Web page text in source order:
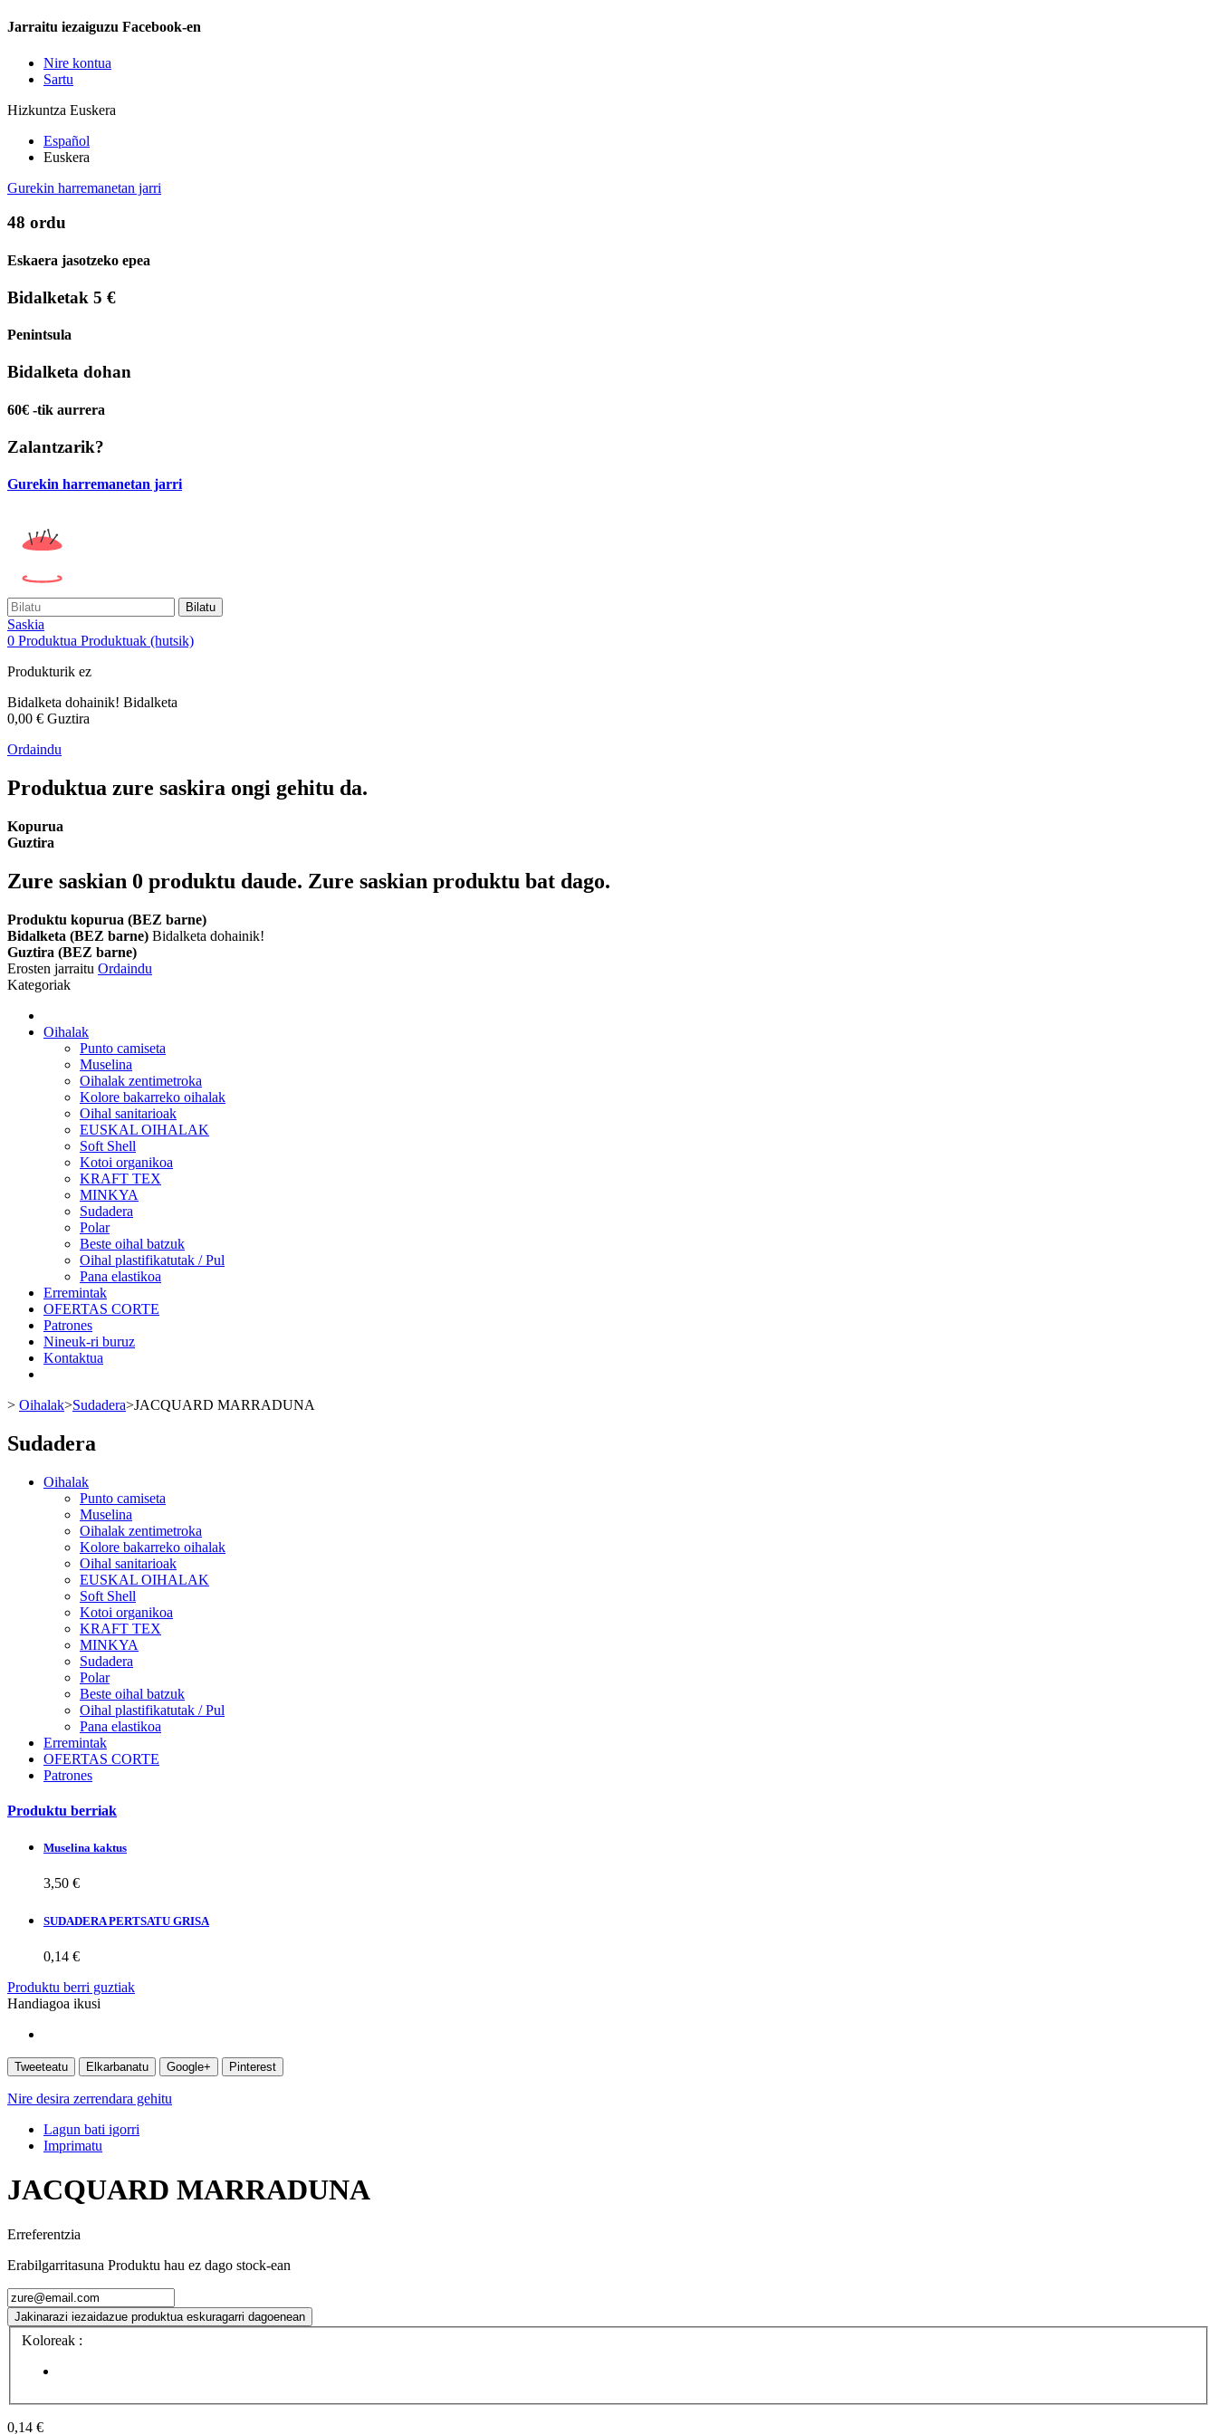
Jarraitu iezaiguzu Facebook-en
Nire kontua
Sartu
Hizkuntza Euskera
Español
Euskera
Gurekin harremanetan jarri
48 ordu
Eskaera jasotzeko epea
Bidalketak 5 €
Penintsula
Bidalketa dohan
60€ -tik aurrera
Zalantzarik?
Gurekin harremanetan jarri
Bilatu
Saskia
0 Produktua Produktuak (hutsik)
Produkturik ez
Bidalketa dohainik! Bidalketa
0,00 € Guztira
Ordaindu
Produktua zure saskira ongi gehitu da.
Kopurua
Guztira
Zure saskian 0 produktu daude. Zure saskian produktu bat dago.
Produktu kopurua (BEZ barne)
Bidalketa (BEZ barne) Bidalketa dohainik!
Guztira (BEZ barne)
Erosten jarraitu Ordaindu
Kategoriak
Oihalak
Punto camiseta
Muselina
Oihalak zentimetroka
Kolore bakarreko oihalak
Oihal sanitarioak
EUSKAL OIHALAK
Soft Shell
Kotoi organikoa
KRAFT TEX
MINKYA
Sudadera
Polar
Beste oihal batzuk
Oihal plastifikatutak / Pul
Pana elastikoa
Erremintak
OFERTAS CORTE
Patrones
Nineuk-ri buruz
Kontaktua
> Oihalak>Sudadera>JACQUARD MARRADUNA
Sudadera
Oihalak
Punto camiseta
Muselina
Oihalak zentimetroka
Kolore bakarreko oihalak
Oihal sanitarioak
EUSKAL OIHALAK
Soft Shell
Kotoi organikoa
KRAFT TEX
MINKYA
Sudadera
Polar
Beste oihal batzuk
Oihal plastifikatutak / Pul
Pana elastikoa
Erremintak
OFERTAS CORTE
Patrones
Produktu berriak
Muselina kaktus
3,50 €
SUDADERA PERTSATU GRISA
0,14 €
Produktu berri guztiak
Handiagoa ikusi
Tweeteatu Elkarbanatu Google+ Pinterest
Nire desira zerrendara gehitu
Lagun bati igorri
Imprimatu
JACQUARD MARRADUNA
Erreferentzia
Erabilgarritasuna Produktu hau ez dago stock-ean
Jakinarazi iezaidazue produktua eskuragarri dagoenean
Koloreak :
0,14 €